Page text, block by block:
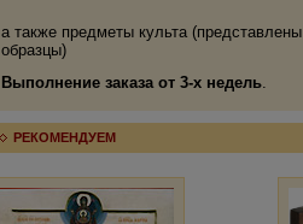
а также предметы культа (представлены
образцы)
Выполнение заказа от 3-х недель.
РЕКОМЕНДУЕМ